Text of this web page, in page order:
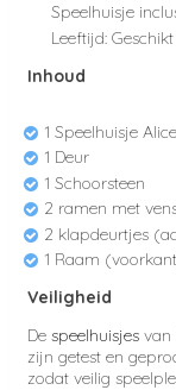
Speelhuisje
Leeftijd:
Inhoud
1 Speelhuisje Alice
1 Deur
1 Schoorsteen
2 ramen met
2 klapdeurtjes
1 Raam
Veiligheid
De speelhuisjes van
zijn getest en
zodat veilig